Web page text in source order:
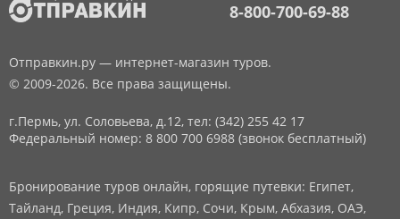
8-800-700-69-88
Отправкин.ру — интернет-магазин туров.
© 2009-2026. Все права защищены.
г.Пермь, ул. Соловьева, д.12, тел: (342) 255 42 17
Федеральный номер: 8 800 700 6988 (звонок бесплатный)
Бронирование туров онлайн, горящие путевки: Египет,
Тайланд, Греция, Индия, Кипр, Сочи, Крым, Абхазия, ОАЭ,